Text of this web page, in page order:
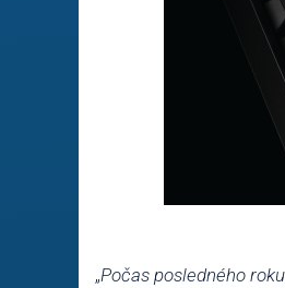
„Počas posledného